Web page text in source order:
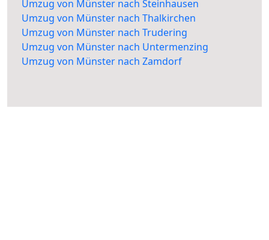
Umzug von Münster nach Steinhausen
Umzug von Münster nach Thalkirchen
Umzug von Münster nach Trudering
Umzug von Münster nach Untermenzing
Umzug von Münster nach Zamdorf